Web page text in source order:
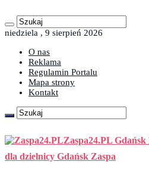
niedziela , 9 sierpień 2026
O nas
Reklama
Regulamin Portalu
Mapa strony
Kontakt
Zaspa24.PL
dla dzielnicy Gdańsk Zaspa